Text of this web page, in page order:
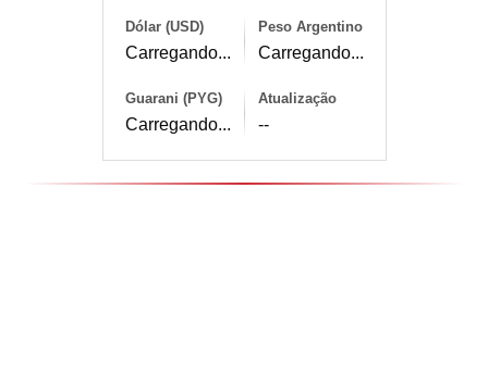
Dólar (USD)
Carregando...
Peso Argentino
Carregando...
Guarani (PYG)
Carregando...
Atualização
--